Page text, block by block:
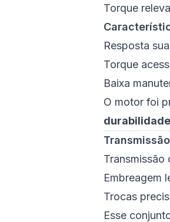
Torque
Resposta
Torque
Baixa
O motor foi
durabilidade
Transmissão
Embreagem
Trocas
Esse